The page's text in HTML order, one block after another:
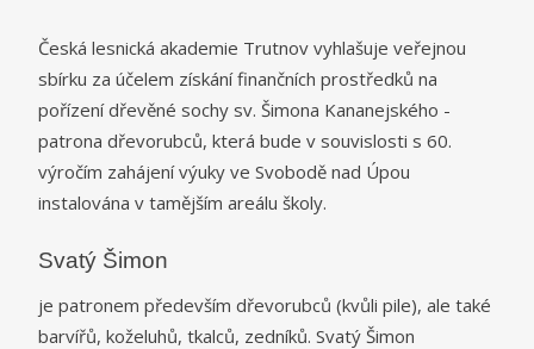
Česká lesnická akademie Trutnov vyhlašuje veřejnou
sbírku za účelem získání finančních prostředků na
pořízení dřevěné sochy sv. Šimona Kananejského -
patrona dřevorubců, která bude v souvislosti s 60.
výročím zahájení výuky ve Svobodě nad Úpou
instalována v tamějším areálu školy.
Svatý Šimon
je patronem především dřevorubců (kvůli pile), ale také
barvířů, koželuhů, tkalců, zedníků. Svatý Šimon